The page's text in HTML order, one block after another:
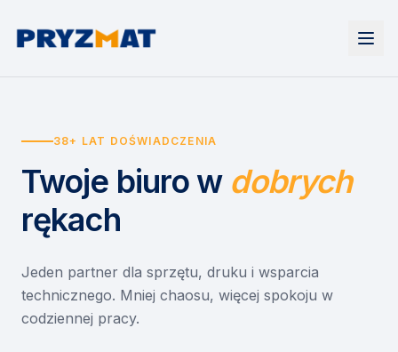
Urządzenia
Drukarki i urządzenia wielofunkcyjne
Etykiety i identyfikacja
Skanery i obieg dokumentów
Monitory interaktywne
Niszczarki dokumentów
Wynajem drukarek
Wynajem urządzeń biurowych
Asystent druku
EZD RP
Misja szkoła
Serwis
O nas
Kontakt
38+ LAT DOŚWIADCZENIA
Twoje biuro w dobrych
rękach
Jeden partner dla sprzętu, druku i wsparcia
technicznego. Mniej chaosu, więcej spokoju w
codziennej pracy.